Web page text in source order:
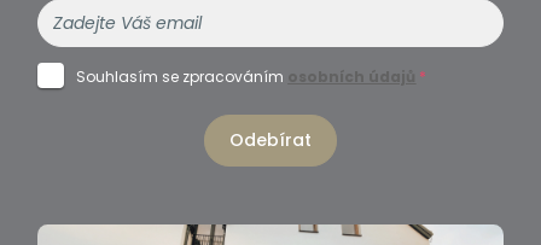
Souhlasím se zpracováním osobních údajů *
Odebírat